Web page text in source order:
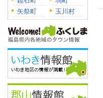
矢祭町
玉川村